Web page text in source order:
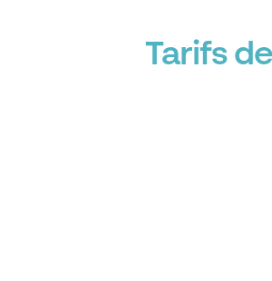
Tarifs